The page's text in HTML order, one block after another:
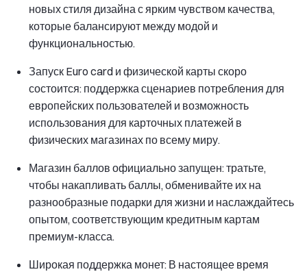
новых стиля дизайна с ярким чувством качества,
которые балансируют между модой и
функциональностью.
Запуск Euro card и физической карты скоро
состоится: поддержка сценариев потребления для
европейских пользователей и возможность
использования для карточных платежей в
физических магазинах по всему миру.
Магазин баллов официально запущен: тратьте,
чтобы накапливать баллы, обменивайте их на
разнообразные подарки для жизни и наслаждайтесь
опытом, соответствующим кредитным картам
премиум-класса.
Широкая поддержка монет: В настоящее время